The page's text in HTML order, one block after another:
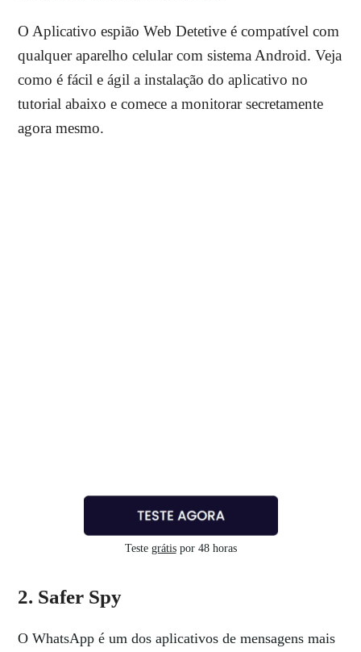
O Aplicativo espião Web Detetive é compatível com
qualquer aparelho celular com sistema Android. Veja
como é fácil e ágil a instalação do aplicativo no
tutorial abaixo e comece a monitorar secretamente
agora mesmo.
Teste grátispor 48 horas
2. Safer Spy
O WhatsApp é um dos aplicativos de mensagens mais